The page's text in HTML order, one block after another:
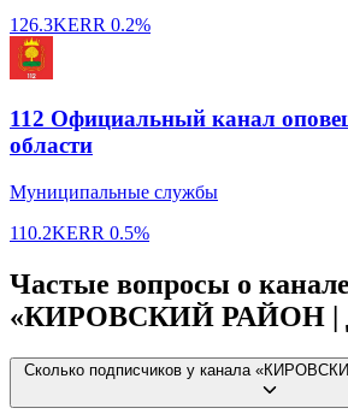
126.3KERR 0.2%
112 Официальный канал
области
Муниципальные службы
110.2KERR 0.5%
Частые вопросы о канале
«КИРОВСКИЙ РАЙОН |
Сколько подписчиков у канала